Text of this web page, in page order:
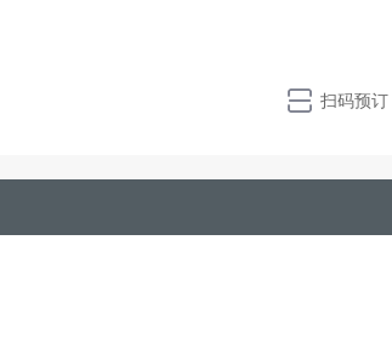
扫码预订